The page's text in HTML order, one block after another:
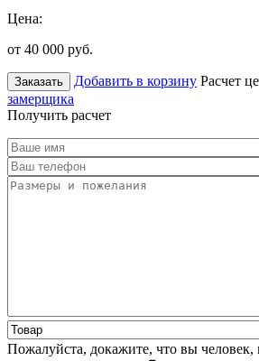
Цена:
от 40 000 руб.
Заказать Добавить в корзину Расчет
замерщика
Получить расчет
Пожалуйста, докажите, что вы человек,